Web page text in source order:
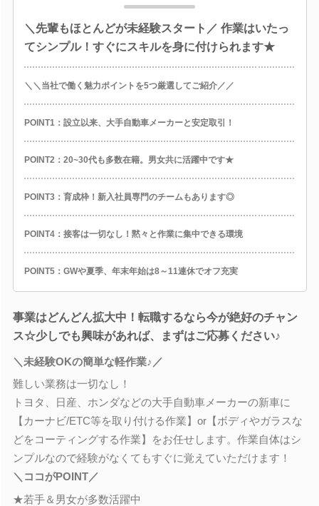
＼先輩もほとんどが未経験スタート／ 作業はいたっ
てシンプル！すぐにスキルを身に付けられます★
＼＼当社で働く魅力ポイントを5つ厳選してご紹介／／
POINT1：設立以来、大手自動車メーカーと安定取引！
POINT2：20~30代も多数在籍。男女共に活躍中です★
POINT3：育成枠！新入社員専門のチームもあります◎
POINT4：接客は一切なし！黙々と作業に集中できる環境
POINT5：GWや夏季、年末年始は8～11連休でオフ充実
事業はどんどん拡大中！転職するなら今が絶好のチャン
ス☆少しでも興味があれば、まずはご応募ください♪
＼未経験OKの簡単な軽作業♪／
難しい業務は一切なし！
トヨタ、日産、ホンダなどの大手自動車メーカーの新車に
【カーナビ/ETC等を取り付ける作業】or【ボディやガラスな
どをコーティングする作業】をお任せします。作業自体はシ
ンプルなので経験がなくてもすぐに覚えていただけます！
＼ココがPOINT／
★若手＆男女が多数活躍中